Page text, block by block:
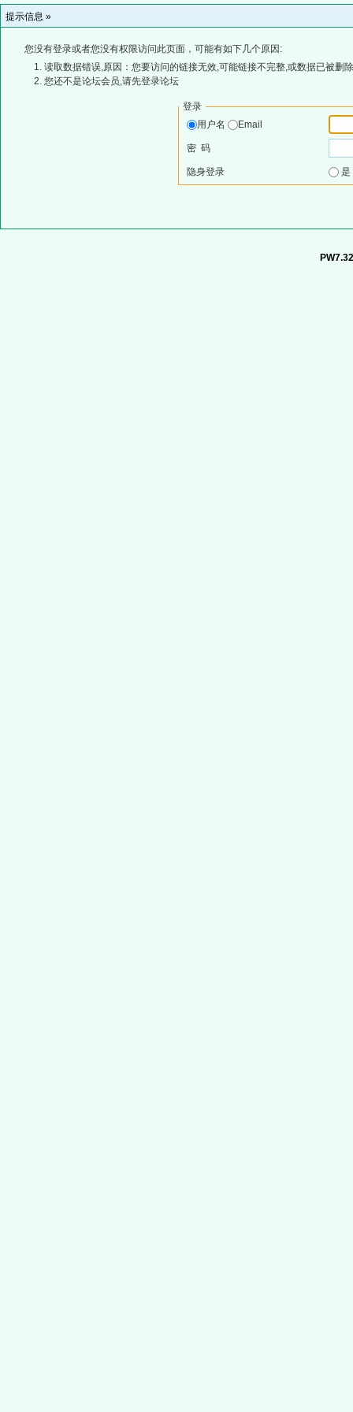
提示信息 »
您没有登录或者您没有权限访问此页面，可能有如下几个原因:
读取数据错误,原因：您要访问的链接无效,可能链接不完整,或数据已被删
您还不是论坛会员,请先登录论坛
登录
用户名
Email
密 码
隐身登录